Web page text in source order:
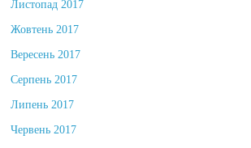
Листопад 2017
Жовтень 2017
Вересень 2017
Серпень 2017
Липень 2017
Червень 2017